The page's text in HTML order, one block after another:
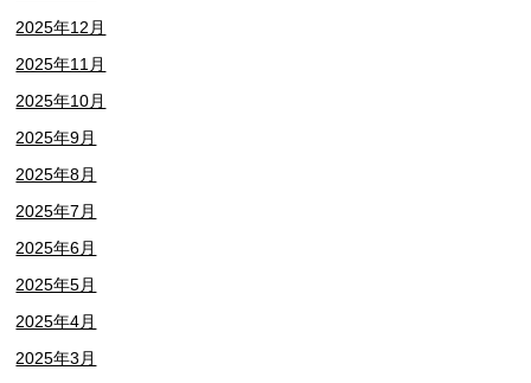
2025年12月
2025年11月
2025年10月
2025年9月
2025年8月
2025年7月
2025年6月
2025年5月
2025年4月
2025年3月